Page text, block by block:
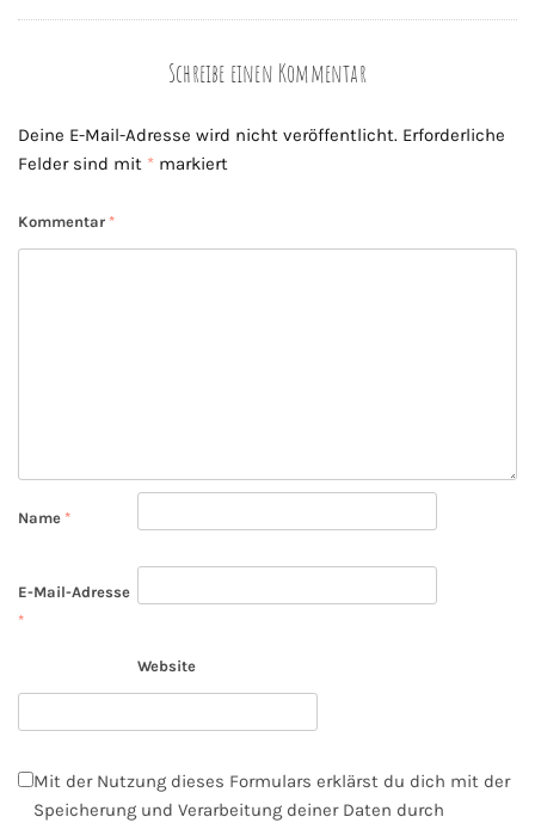
Schreibe einen Kommentar
Deine E-Mail-Adresse wird nicht veröffentlicht. Erforderliche
Felder sind mit * markiert
Kommentar *
Name *
E-Mail-Adresse
*
Website
Mit der Nutzung dieses Formulars erklärst du dich mit der
Speicherung und Verarbeitung deiner Daten durch